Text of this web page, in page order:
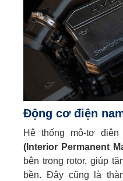
Động cơ điện
Hệ thống mô-tơ
(Interior Permanent
bên trong rotor, giúp
bền. Đây cũng là